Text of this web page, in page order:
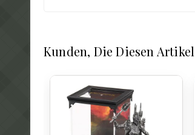
Kunden, Die Diesen